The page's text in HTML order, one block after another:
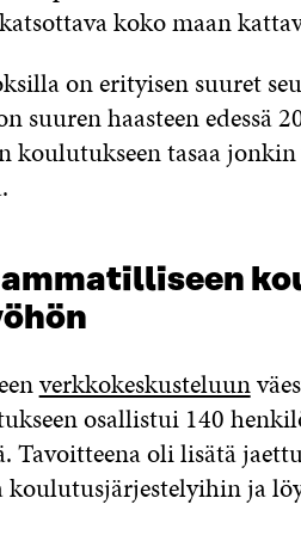
koko maan
on erityisen suuret
suuren haasteen edessä
koulutukseen tasaa
verkkokeskusteluun
osallistui 140
Tavoitteena oli lisätä
ja